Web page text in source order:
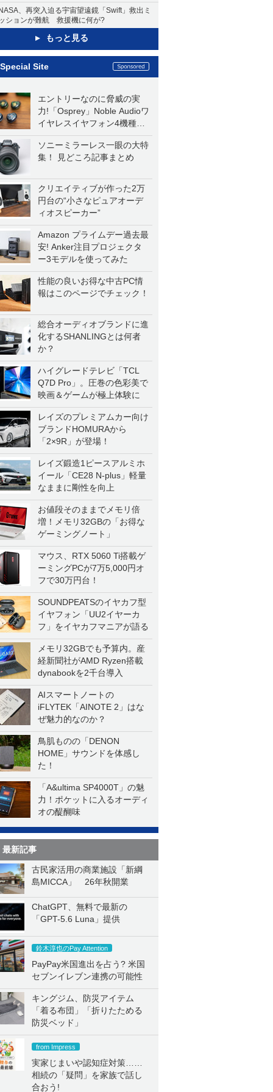
、再突入迫る宇宙望遠鏡「Swift」救出ミ
ションが難航 救援機に何が?
もっと見る
Special Site
エントリーなのに脅威の実
力!「Osprey」Noble Audioワ
イヤレスイヤフォン4機種を
一気に聴く
ソニーミラーレス一眼の大特
集！ 見どころ記事まとめ
クリエイティブが作った2万
円台の“小さなピュアオーデ
ィオスピーカー”
Amazon プライムデー過去最
安! Anker注目プロジェクタ
ー3モデルを使ってみた
性能の良いお得な中古PC情
報はこのページでチェック！
総合オーディオブランドに進
化するSHANLINGとは何者
か？
ハイグレードテレビ「TCL
Q7D Pro」。圧巻の色彩美で
映画＆ゲームが極上体験に
レイズのプレミアムカー向け
ブランドHOMURAから
「2×9R」が登場！
レイズ鍛造1ピースアルミホ
イール「CE28 N-plus」軽量
なままに剛性を向上
お値段そのままでメモリ倍
増！メモリ32GBの「お得な
ゲーミングノート」
マウス、RTX 5060 Ti搭載ゲ
ーミングPCが7万5,000円オ
フで30万円台！
SOUNDPEATSのイヤカフ型
イヤフォン「UU2イヤーカ
フ」をイヤカフマニアが語る
メモリ32GBでも予算内。産
経新聞社がAMD Ryzen搭載
dynabookを2千台導入
AIスマートノートの
iFLYTEK「AINOTE 2」はな
ぜ魅力的なのか？
鳥肌ものの「DENON
HOME」サウンドを体感し
た！
「A&ultima SP4000T」の魅
力！ポケットに入るオーディ
オの醍醐味
最新記事
古民家活用の商業施設「新綱
島MICCA」 26年秋開業
ChatGPT、無料で最新の
「GPT-5.6 Luna」提供
鈴木淳也のPay Attention
PayPay米国進出を占う? 米国
セブンイレブン連携の可能性
キングジム、防災アイテム
「着る布団」「折りたためる
防災ベッド」
from Impress
実家じまいや認知症対策……
相続の「疑問」を家族で話し
合おう!